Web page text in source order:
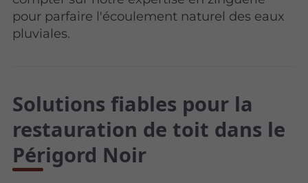
pour parfaire l'écoulement naturel des eaux
pluviales.
Solutions fiables pour la
restauration de toit dans le
Périgord Noir